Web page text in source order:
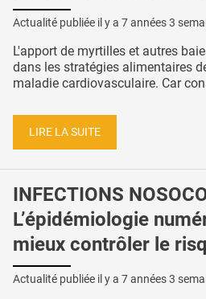
Actualité publiée il y a 7 années 3
L'apport de myrtilles et autres
dans les stratégies alimentaires
maladie cardiovasculaire. Car
LIRE LA SUITE
INFECTIONS
L’épidémiologie
mieux contrôler le
Actualité publiée il y a 7 années 3